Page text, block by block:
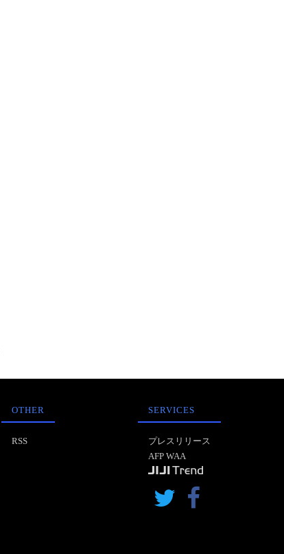
OTHER
RSS
SERVICES
プレスリリース
AFP WAA